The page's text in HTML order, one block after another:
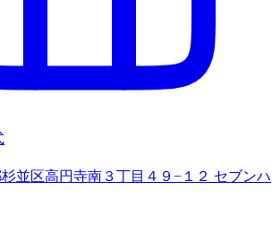
杉並区高円寺南３丁目４９−１２ セブンハ